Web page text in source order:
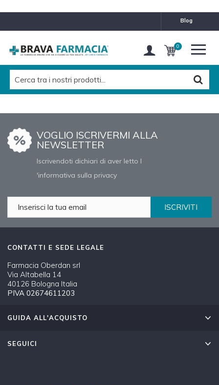
blog
0
VOGLIO ISCRIVERMI ALLA
NEWSLETTER
Iscrivendoti dichiari di aver letto l
'informativa sulla privacy
ISCRIVITI
CONTATTI E SEDE LEGALE
Farmacia Oberdan srl
Via Altabella 14
40126 Bologna Italia
PIVA 02674611203
GUIDA ALL'ACQUISTO
SEGUICI